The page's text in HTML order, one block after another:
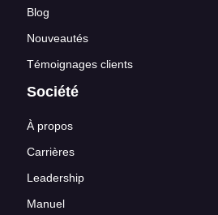
Blog
Nouveautés
Témoignages clients
Société
À propos
Carrières
Leadership
Manuel